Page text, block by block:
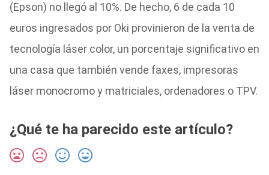
(Epson) no llegó al 10%. De hecho, 6 de cada 10
euros ingresados por Oki provinieron de la venta de
tecnología láser color, un porcentaje significativo en
una casa que también vende faxes, impresoras
láser monocromo y matriciales, ordenadores o TPV.
¿Qué te ha parecido este artículo?